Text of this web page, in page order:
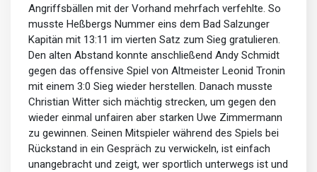
Angriffsbällen mit der Vorhand mehrfach verfehlte. So
musste Heßbergs Nummer eins dem Bad Salzunger
Kapitän mit 13:11 im vierten Satz zum Sieg gratulieren.
Den alten Abstand konnte anschließend Andy Schmidt
gegen das offensive Spiel von Altmeister Leonid Tronin
mit einem 3:0 Sieg wieder herstellen. Danach musste
Christian Witter sich mächtig strecken, um gegen den
wieder einmal unfairen aber starken Uwe Zimmermann
zu gewinnen. Seinen Mitspieler während des Spiels bei
Rückstand in ein Gespräch zu verwickeln, ist einfach
unangebracht und zeigt, wer sportlich unterwegs ist und